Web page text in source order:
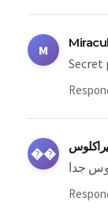
M
Secret
��
جدا